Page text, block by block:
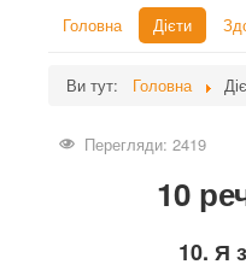
Головна Дієти
Ви тут: Головна
Перегляди: 2419
10
10. Я